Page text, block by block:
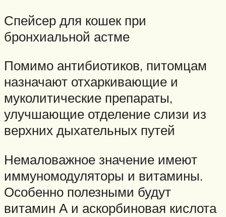
Спейсер для кошек при
бронхиальной астме
Помимо антибиотиков, питомцам
назначают отхаркивающие и
муколитические препараты,
улучшающие отделение слизи из
верхних дыхательных путей
Немаловажное значение имеют
иммуномодуляторы и витамины.
Особенно полезными будут
витамин А и аскорбиновая кислота